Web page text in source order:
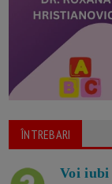
ÎNTREBARI
Voi iubi